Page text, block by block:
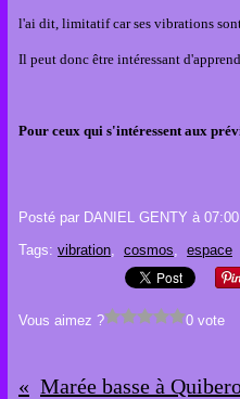
l'ai dit, limitatif car ses vibrations sont
Il peut donc être intéressant
Pour ceux qui s'intéressent aux
Posté par DANIEL GENTY à
Tags: vibration, cosmos, espace
Vous aimez ? 0 vote
Marée basse à